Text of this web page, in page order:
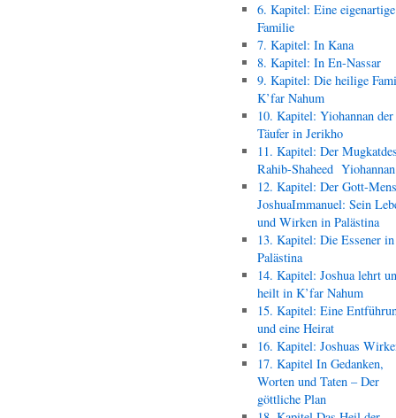
6. Kapitel: Eine eigenartige
Familie
7. Kapitel: In Kana
8. Kapitel: In En-Nassar
9. Kapitel: Die heilige
K’far Nahum
10. Kapitel: Yiohannan der
Täufer in Jerikho
11. Kapitel: Der
Rahib-Shaheed
12. Kapitel: Der Gott-
JoshuaImmanuel: Sein
und Wirken in Palästina
13. Kapitel: Die Essener in
Palästina
14. Kapitel: Joshua lehrt
heilt in K’far Nahum
15. Kapitel: Eine
und eine Heirat
16. Kapitel: Joshuas
17. Kapitel In Gedanken,
Worten und Taten – Der
göttliche Plan